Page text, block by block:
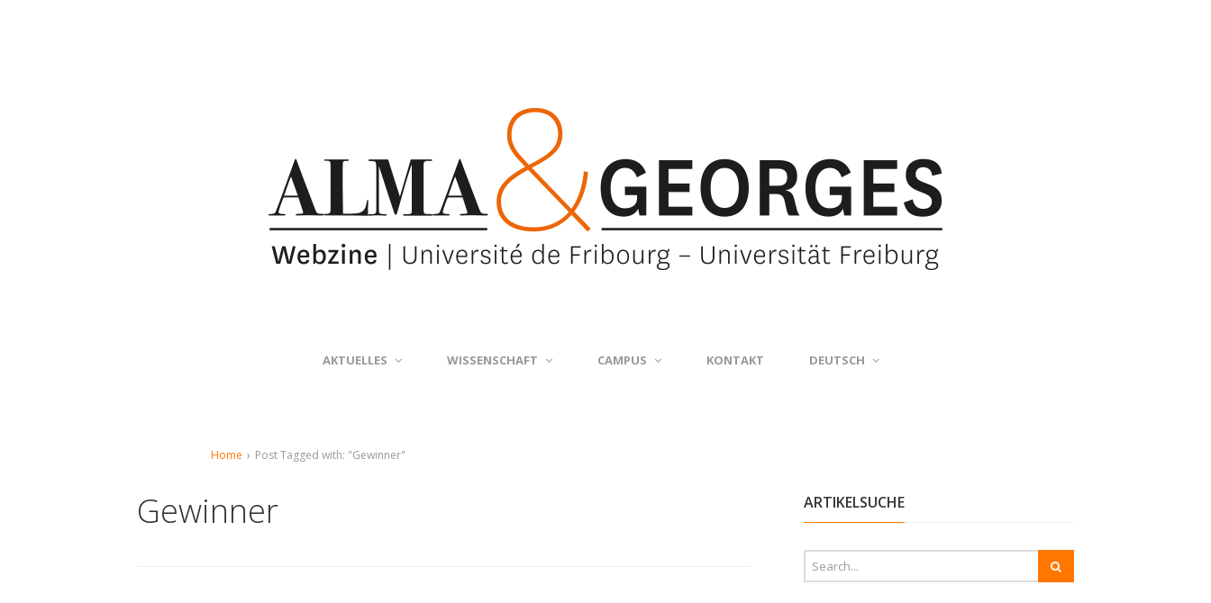
AKTUELLES WISSENSCHAFT CAMPUS KONTAKT DEUTSCH
Home › Post Tagged with: "Gewinner"
Gewinner ARTIKELSUCHE